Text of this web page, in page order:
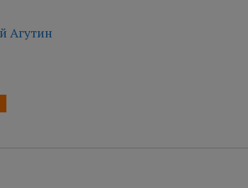
Агутин